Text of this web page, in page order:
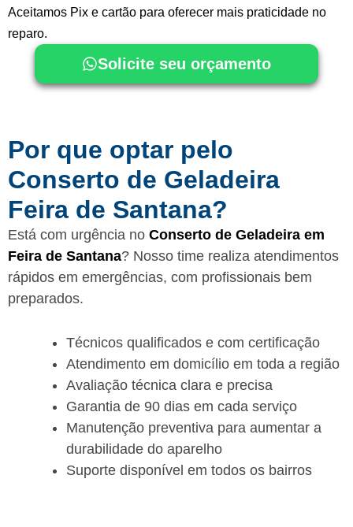
Aceitamos Pix e cartão para oferecer mais praticidade no
reparo.
Solicite seu orçamento
Por que optar pelo
Conserto de Geladeira
Feira de Santana?
Está com urgência no Conserto de Geladeira em
Feira de Santana? Nosso time realiza atendimentos
rápidos em emergências, com profissionais bem
preparados.
Técnicos qualificados e com certificação
Atendimento em domicílio em toda a região
Avaliação técnica clara e precisa
Garantia de 90 dias em cada serviço
Manutenção preventiva para aumentar a
durabilidade do aparelho
Suporte disponível em todos os bairros